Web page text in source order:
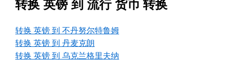
转换 英镑 到 流行 货币 转换
转换 英镑 到 不丹努尔特鲁姆
转换 英镑 到 丹麦克朗
转换 英镑 到 乌克兰格里夫纳